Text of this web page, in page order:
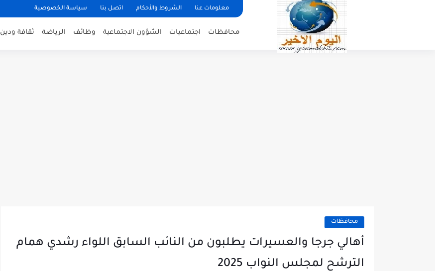
معلومات عنا الشروط والأحكام اتصل بنا سياسة الخصوصية
محافظات اجتماعيات الشؤون الاجتماعية وظائف الرياضة ثقافة ودين
محافظات
أهالي جرجا والعسيرات يطلبون من النائب السابق اللواء رشدي همام
الترشح لمجلس النواب 2025